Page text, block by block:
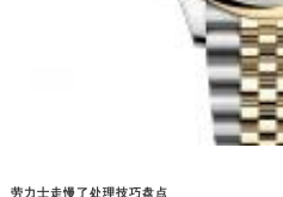
劳力士走慢了处理技巧盘点